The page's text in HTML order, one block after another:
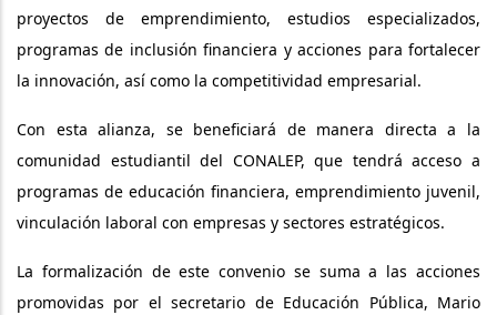
proyectos de emprendimiento, estudios especializados,
programas de inclusión financiera y acciones para fortalecer
la innovación, así como la competitividad empresarial.
Con esta alianza, se beneficiará de manera directa a la
comunidad estudiantil del CONALEP, que tendrá acceso a
programas de educación financiera, emprendimiento juvenil,
vinculación laboral con empresas y sectores estratégicos.
La formalización de este convenio se suma a las acciones
promovidas por el secretario de Educación Pública, Mario